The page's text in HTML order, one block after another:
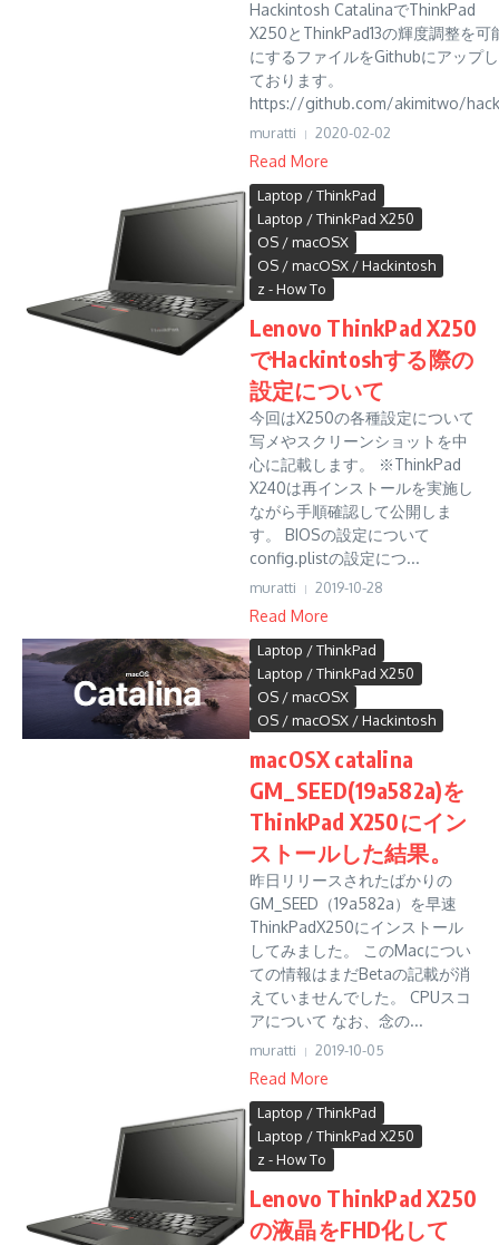
Hackintosh CatalinaでThinkPad
X250とThinkPad13の輝度調整を可
にするファイルをGithubにアップし
ております。
https://github.com/akimitwo/
muratti 2020-02-02
Read More
Laptop / ThinkPad
Laptop / ThinkPad X250
OS / macOSX
OS / macOSX / Hackintosh
z - How To
Lenovo ThinkPad X250
でHackintoshする際の
設定について
今回はX250の各種設定について
写メやスクリーンショットを中
心に記載します。 ※ThinkPad
X240は再インストールを実施し
ながら手順確認して公開しま
す。 BIOSの設定について
config.plistの設定につ...
muratti 2019-10-28
Read More
Laptop / ThinkPad
Laptop / ThinkPad X250
OS / macOSX
OS / macOSX / Hackintosh
macOSX catalina
GM_SEED(19a582a)を
ThinkPad X250にイン
ストールした結果。
昨日リリースされたばかりの
GM_SEED（19a582a）を早速
ThinkPadX250にインストール
してみました。 このMacについ
ての情報はまだBetaの記載が消
えていませんでした。 CPUスコ
アについて なお、念の...
muratti 2019-10-05
Read More
Laptop / ThinkPad
Laptop / ThinkPad X250
z - How To
Lenovo ThinkPad X250
の液晶をFHD化して